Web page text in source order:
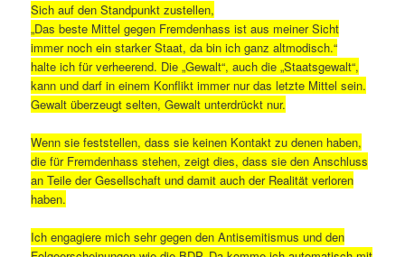
Sich auf den Standpunkt zustellen,
„Das beste Mittel gegen Fremdenhass ist aus meiner Sicht
immer noch ein starker Staat, da bin ich ganz altmodisch.“
halte ich für verheerend. Die „Gewalt“, auch die „Staatsgewalt“,
kann und darf in einem Konflikt immer nur das letzte Mittel sein.
Gewalt überzeugt selten, Gewalt unterdrückt nur.
Wenn sie feststellen, dass sie keinen Kontakt zu denen haben,
die für Fremdenhass stehen, zeigt dies, dass sie den Anschluss
an Teile der Gesellschaft und damit auch der Realität verloren
haben.
Ich engagiere mich sehr gegen den Antisemitismus und den